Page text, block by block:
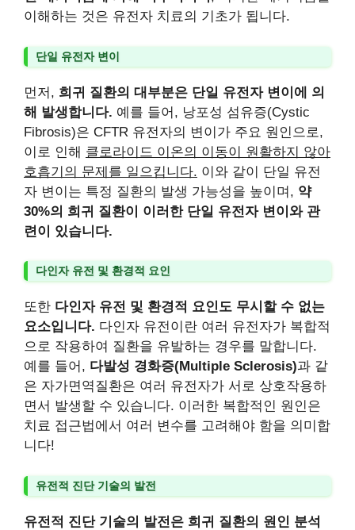
이해하는 것은 유전자 치료의 기초가 됩니다.
단일 유전자 변이
먼저, 희귀 질환의 대부분은 단일 유전자 변이에 의
해 발생합니다. 예를 들어, 낭포성 섬유증(Cystic
Fibrosis)은 CFTR 유전자의 변이가 주요 원인으로,
이로 인해 클로라이드 이온의 이동이 원활하지 않아
호흡기의 문제를 일으킵니다. 이와 같이 단일 유전
자 변이는 특정 질환의 발생 가능성을 높이며, 약
30%의 희귀 질환이 이러한 단일 유전자 변이와 관
련이 있습니다.
다인자 유전 및 환경적 요인
또한 다인자 유전 및 환경적 요인도 무시할 수 없는
요소입니다. 다인자 유전이란 여러 유전자가 복합적
으로 작용하여 질환을 유발하는 경우를 말합니다.
예를 들어, 다발성 경화증(Multiple Sclerosis)과 같
은 자가면역질환은 여러 유전자가 서로 상호작용하
면서 발생할 수 있습니다. 이러한 복합적인 원인은
치료 접근법에서 여러 변수를 고려해야 함을 의미합
니다!
유전적 진단 기술의 발전
유전적 진단 기술의 발전은 희귀 질환의 원인 분석